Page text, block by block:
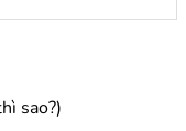
sao?)